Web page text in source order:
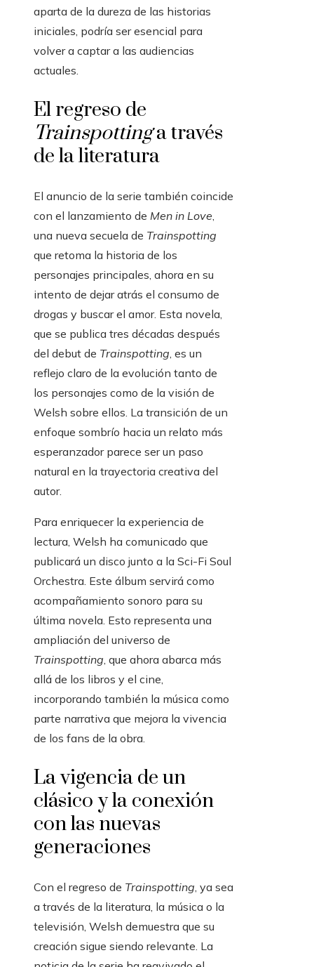
aparta de la dureza de las historias
iniciales, podría ser esencial para
volver a captar a las audiencias
actuales.
El regreso de
Trainspottinga través
de la literatura
El anuncio de la serie también coincide
con el lanzamiento de Men in Love,
una nueva secuela de Trainspotting
que retoma la historia de los
personajes principales, ahora en su
intento de dejar atrás el consumo de
drogas y buscar el amor. Esta novela,
que se publica tres décadas después
del debut de Trainspotting, es un
reflejo claro de la evolución tanto de
los personajes como de la visión de
Welsh sobre ellos. La transición de un
enfoque sombrío hacia un relato más
esperanzador parece ser un paso
natural en la trayectoria creativa del
autor.
Para enriquecer la experiencia de
lectura, Welsh ha comunicado que
publicará un disco junto a la Sci-Fi Soul
Orchestra. Este álbum servirá como
acompañamiento sonoro para su
última novela. Esto representa una
ampliación del universo de
Trainspotting, que ahora abarca más
allá de los libros y el cine,
incorporando también la música como
parte narrativa que mejora la vivencia
de los fans de la obra.
La vigencia de un
clásico y la conexión
con las nuevas
generaciones
Con el regreso de Trainspotting, ya sea
a través de la literatura, la música o la
televisión, Welsh demuestra que su
creación sigue siendo relevante. La